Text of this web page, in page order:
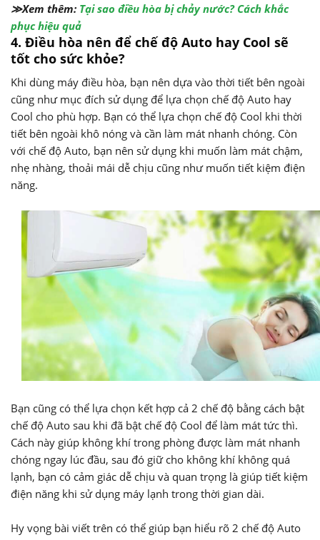
≫Xem thêm: Tại sao điều hòa bị chảy nước? Cách khắc
phục hiệu quả
4. Điều hòa nên để chế độ Auto hay Cool sẽ
tốt cho sức khỏe?
Khi dùng máy điều hòa, bạn nên dựa vào thời tiết bên ngoài
cũng như mục đích sử dụng để lựa chọn chế độ Auto hay
Cool cho phù hợp. Bạn có thể lựa chọn chế độ Cool khi thời
tiết bên ngoài khô nóng và cần làm mát nhanh chóng. Còn
với chế độ Auto, bạn nên sử dụng khi muốn làm mát chậm,
nhẹ nhàng, thoải mái dễ chịu cũng như muốn tiết kiệm điện
năng.
Bạn cũng có thể lựa chọn kết hợp cả 2 chế độ bằng cách bật
chế độ Auto sau khi đã bật chế độ Cool để làm mát tức thì.
Cách này giúp không khí trong phòng được làm mát nhanh
chóng ngay lúc đầu, sau đó giữ cho không khí không quá
lạnh, bạn có cảm giác dễ chịu và quan trọng là giúp tiết kiệm
điện năng khi sử dụng máy lạnh trong thời gian dài.
Hy vọng bài viết trên có thể giúp bạn hiểu rõ 2 chế độ Auto